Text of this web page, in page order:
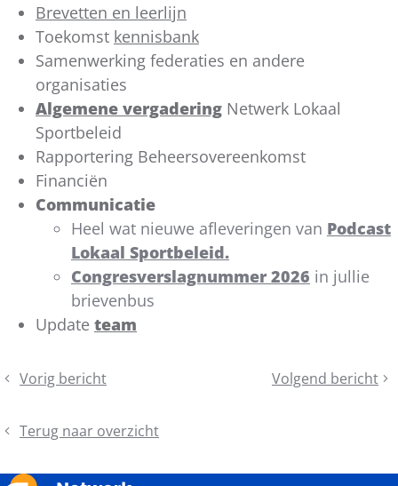
Brevetten en leerlijn
Toekomst kennisbank
Samenwerking federaties en andere
organisaties
Algemene vergadering Netwerk Lokaal
Sportbeleid
Rapportering Beheersovereenkomst
Financiën
Communicatie
Heel wat nieuwe afleveringen van Podcast
Lokaal Sportbeleid.
Congresverslagnummer 2026 in jullie
brievenbus
Update team
Deel
bericht
Vorig bericht
Congres
Sportbeleid
in
Volgend bericht
Terugblik
Terug naar overzicht